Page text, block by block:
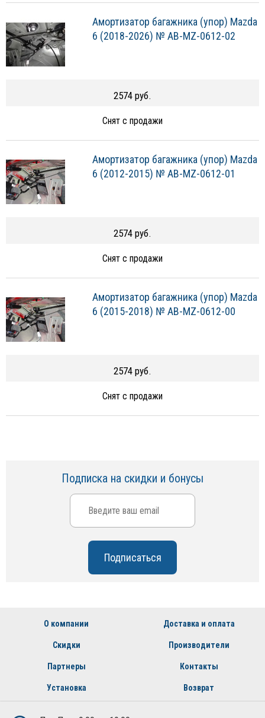
Амортизатор багажника (упор) Mazda
6 (2018-2026) № AB-MZ-0612-02
2574 руб.
Снят с продажи
Амортизатор багажника (упор) Mazda
6 (2012-2015) № AB-MZ-0612-01
2574 руб.
Снят с продажи
Амортизатор багажника (упор) Mazda
6 (2015-2018) № AB-MZ-0612-00
2574 руб.
Снят с продажи
Подписка на скидки и бонусы
О компании Доставка и оплата
Скидки Производители
Партнеры Контакты
Установка Возврат